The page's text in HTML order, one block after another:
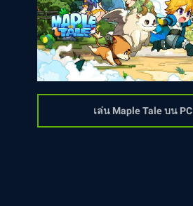
เล่น Maple Tale บน PC